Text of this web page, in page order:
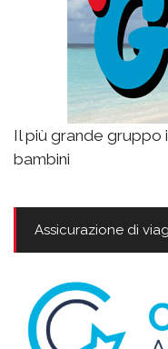
Il più grande gruppo
bambini
Assicurazione di